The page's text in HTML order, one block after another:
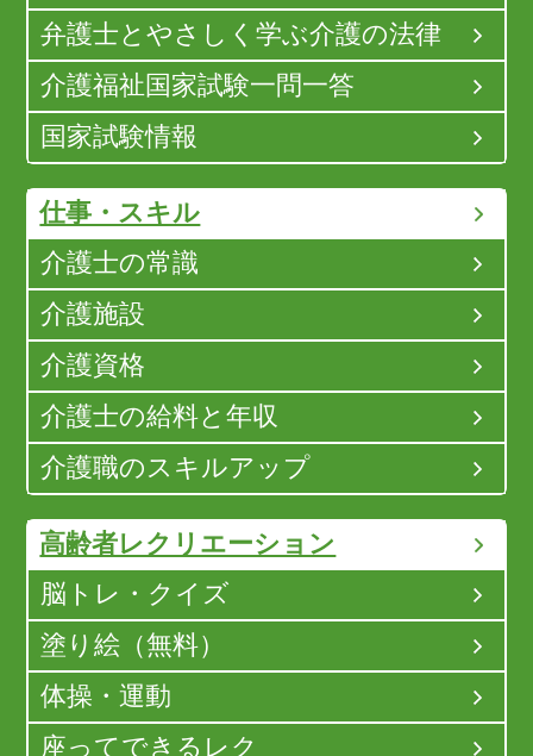
弁護士とやさしく学ぶ介護の法律
介護福祉国家試験一問一答
国家試験情報
仕事・スキル
介護士の常識
介護施設
介護資格
介護士の給料と年収
介護職のスキルアップ
高齢者レクリエーション
脳トレ・クイズ
塗り絵（無料）
体操・運動
座ってできるレク